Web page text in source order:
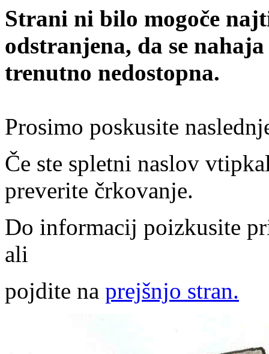
Strani ni bilo mogoče
odstranjena, da se
trenutno nedostopna.
Prosimo poskusite
Če ste spletni naslov
preverite črkovanje.
Do informacij poizkusite
ali
pojdite na prejšnjo stran.